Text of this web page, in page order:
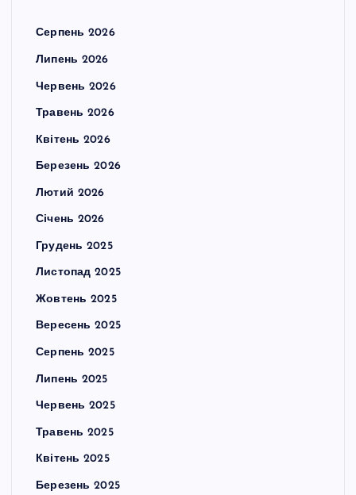
Серпень 2026
Липень 2026
Червень 2026
Травень 2026
Квітень 2026
Березень 2026
Лютий 2026
Січень 2026
Грудень 2025
Листопад 2025
Жовтень 2025
Вересень 2025
Серпень 2025
Липень 2025
Червень 2025
Травень 2025
Квітень 2025
Березень 2025